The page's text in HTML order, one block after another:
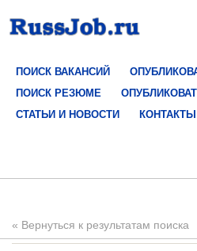
ПОИСК ВАКАНСИЙ
ПОИСК РЕЗЮМЕ
СТАТЬИ И НОВОСТИ
КОНТАКТЫ
« Вернуться к результатам поиска